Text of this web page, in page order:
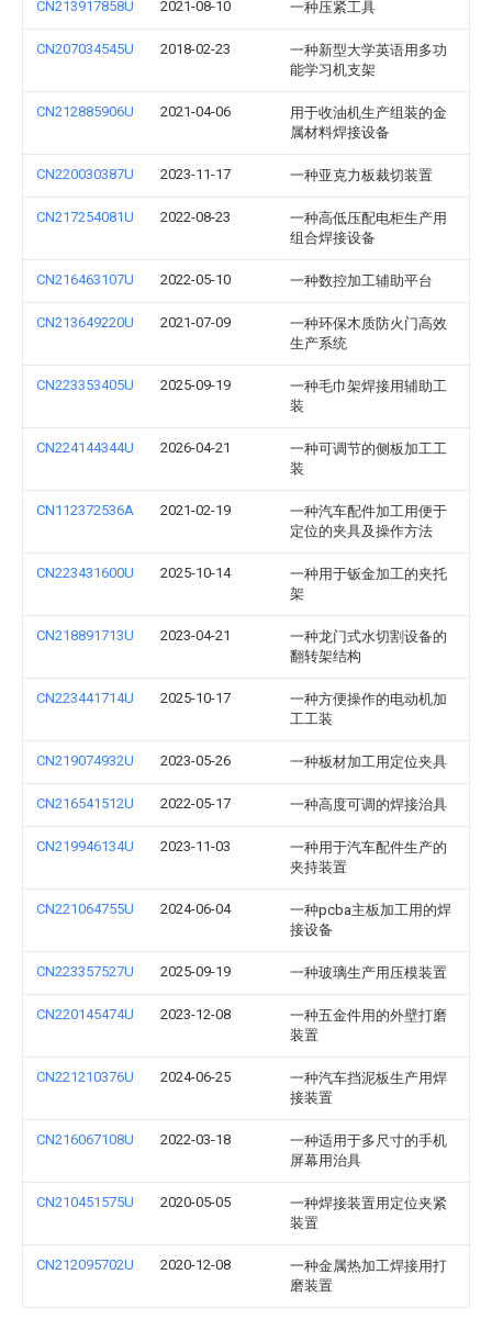
CN213917858U 2021-08-10 一种压紧工具
CN207034545U 2018-02-23
一种新型大学英语用多功
能学习机支架
CN212885906U 2021-04-06
用于收油机生产组装的金
属材料焊接设备
CN220030387U 2023-11-17 一种亚克力板裁切装置
CN217254081U 2022-08-23
一种高低压配电柜生产用
组合焊接设备
CN216463107U 2022-05-10 一种数控加工辅助平台
CN213649220U 2021-07-09
一种环保木质防火门高效
生产系统
CN223353405U 2025-09-19
一种毛巾架焊接用辅助工
装
CN224144344U 2026-04-21
一种可调节的侧板加工工
装
CN112372536A 2021-02-19
一种汽车配件加工用便于
定位的夹具及操作方法
CN223431600U 2025-10-14
一种用于钣金加工的夹托
架
CN218891713U 2023-04-21
一种龙门式水切割设备的
翻转架结构
CN223441714U 2025-10-17
一种方便操作的电动机加
工工装
CN219074932U 2023-05-26 一种板材加工用定位夹具
CN216541512U 2022-05-17 一种高度可调的焊接治具
CN219946134U 2023-11-03
一种用于汽车配件生产的
夹持装置
CN221064755U 2024-06-04
一种pcba主板加工用的焊
接设备
CN223357527U 2025-09-19 一种玻璃生产用压模装置
CN220145474U 2023-12-08
一种五金件用的外壁打磨
装置
CN221210376U 2024-06-25
一种汽车挡泥板生产用焊
接装置
CN216067108U 2022-03-18
一种适用于多尺寸的手机
屏幕用治具
CN210451575U 2020-05-05
一种焊接装置用定位夹紧
装置
CN212095702U 2020-12-08
一种金属热加工焊接用打
磨装置